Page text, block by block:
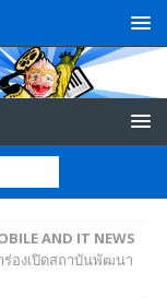
AND IT NEWS
ร่องเปิดสถาบันพัฒนา